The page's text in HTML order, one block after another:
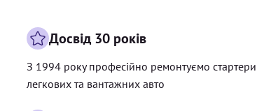
Досвід 30 років
З 1994 року професійно ремонтуємо стартери
легкових та вантажних авто